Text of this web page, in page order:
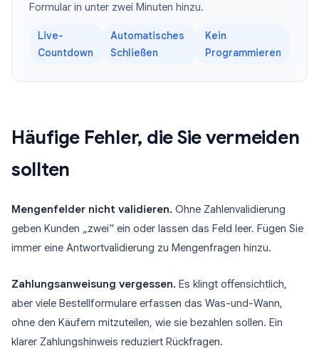
Formular in unter zwei Minuten hinzu.
Live-
Countdown
Automatisches
Schließen
Kein
Programmieren
Häufige Fehler, die Sie vermeiden
sollten
Mengenfelder nicht validieren. Ohne Zahlenvalidierung
geben Kunden „zwei“ ein oder lassen das Feld leer. Fügen Sie
immer eine Antwortvalidierung zu Mengenfragen hinzu.
Zahlungsanweisung vergessen. Es klingt offensichtlich,
aber viele Bestellformulare erfassen das Was-und-Wann,
ohne den Käufern mitzuteilen, wie sie bezahlen sollen. Ein
klarer Zahlungshinweis reduziert Rückfragen.